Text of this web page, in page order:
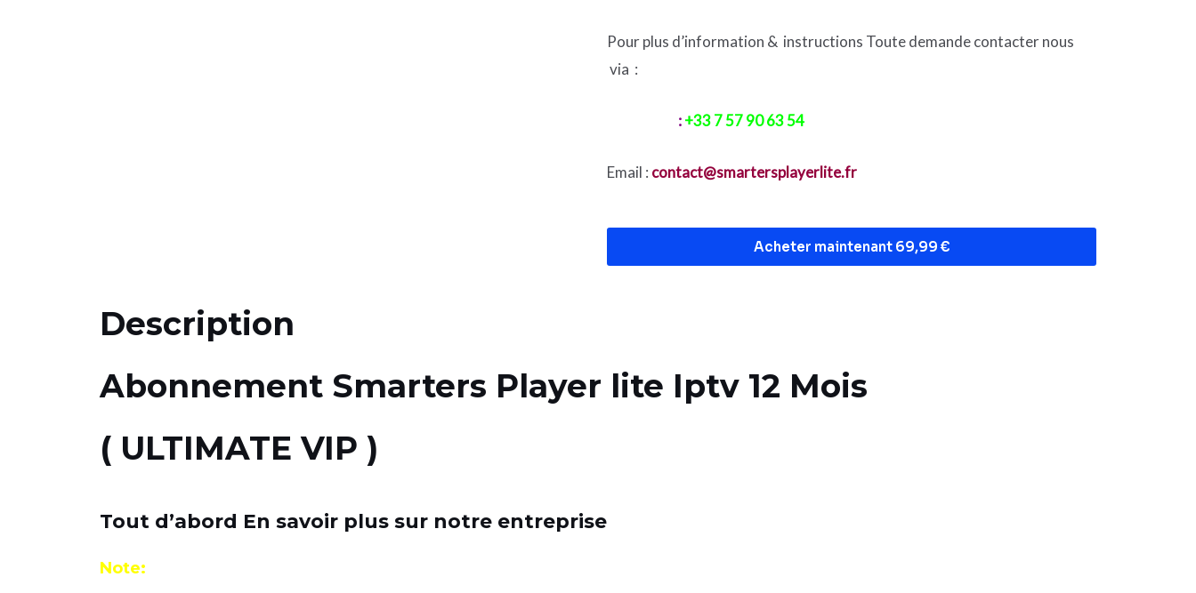
Pour plus d’information & instructions Toute demande contacter nous
via :
:+33 7 57 90 63 54
Email : contact@smartersplayerlite.fr
Acheter maintenant 69,99 €
Description
Abonnement Smarters Player lite Iptv 12 Mois
( ULTIMATE VIP )
Tout d’abord En savoir plus sur notre entreprise
Note: